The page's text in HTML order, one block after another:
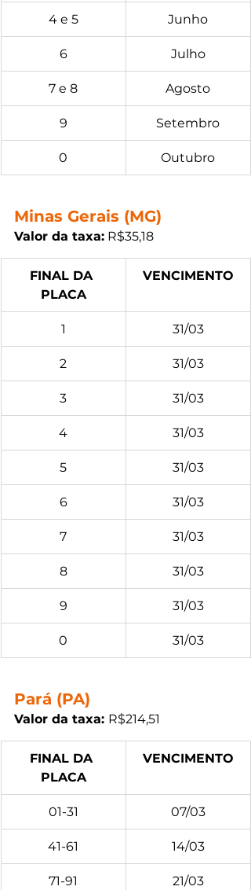
4 e 5 Junho
6 Julho
7 e 8 Agosto
9 Setembro
0 Outubro
Minas Gerais (MG)
Valor da taxa: R$35,18
FINAL DA
PLACA
VENCIMENTO
1 31/03
2 31/03
3 31/03
4 31/03
5 31/03
6 31/03
7 31/03
8 31/03
9 31/03
0 31/03
Pará (PA)
Valor da taxa: R$214,51
FINAL DA
PLACA
VENCIMENTO
01-31 07/03
41-61 14/03
71-91 21/03